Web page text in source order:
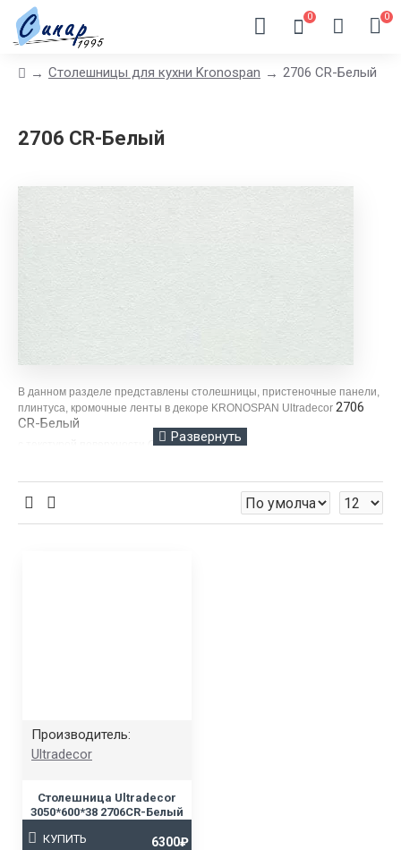
0 0
Столешницы для кухни Kronospan 2706 CR-Белый
2706 CR-Белый
В данном разделе представлены столешницы, пристеночные панели,
плинтуса, кромочные ленты в декоре KRONOSPAN Ultradecor 2706
CR-Белый
CR- Кристалл
того, чтобы купить столешницы оптом напишите наinfo@ooosinar.ru
Производитель:
Ultradecor
Столешница Ultradecor
3050*600*38 2706CR-Белый
КУПИТЬ
6300₽